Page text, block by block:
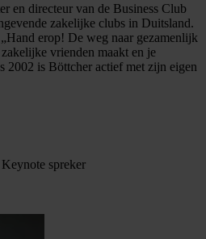
en directeur van de Business Club
zakelijke clubs in Duitsland.
erop! De weg naar gezamenlijk
vrienden maakt en je
2002 is Böttcher actief met zijn eigen
spreker